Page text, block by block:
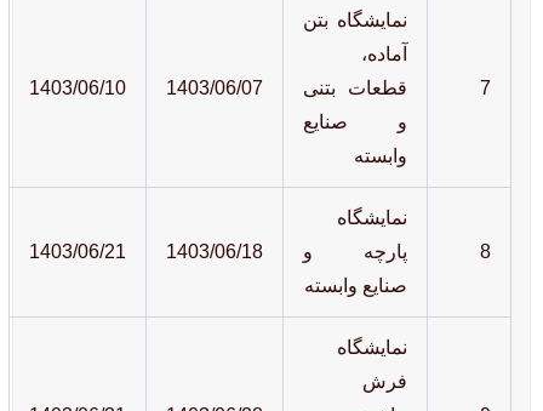
7
نمایشگاه بتن
آماده،
قطعات بتنی
و صنایع
وابسته
1403/06/07
1403/06/10
8
نمایشگاه
پارچه و
صنایع وابسته
1403/06/18
1403/06/21
نمایشگاه
فرش